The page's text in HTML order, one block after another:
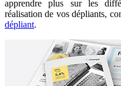
apprendre plus sur les
réalisation de vos dépliants,
dépliant.